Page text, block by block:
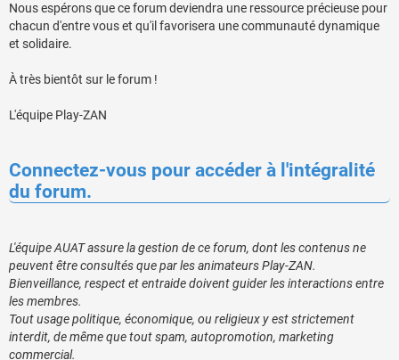
Nous espérons que ce forum deviendra une ressource précieuse pour
chacun d'entre vous et qu'il favorisera une communauté dynamique
et solidaire.
À très bientôt sur le forum !
L'équipe Play-ZAN
Connectez-vous pour accéder à l'intégralité
du forum.
L'équipe AUAT assure la gestion de ce forum, dont les contenus ne
peuvent être consultés que par les animateurs Play-ZAN.
Bienveillance, respect et entraide doivent guider les interactions entre
les membres.
Tout usage politique, économique, ou religieux y est strictement
interdit, de même que tout spam, autopromotion, marketing
commercial.